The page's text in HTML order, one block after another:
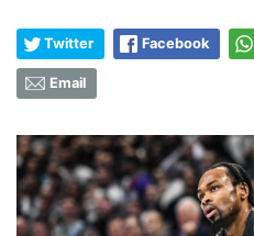
Twitter Facebook
Email